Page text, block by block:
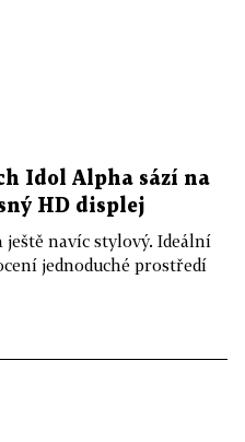
Idol Alpha sází na
HD displej
navíc stylový. Ideální
jednoduché prostředí